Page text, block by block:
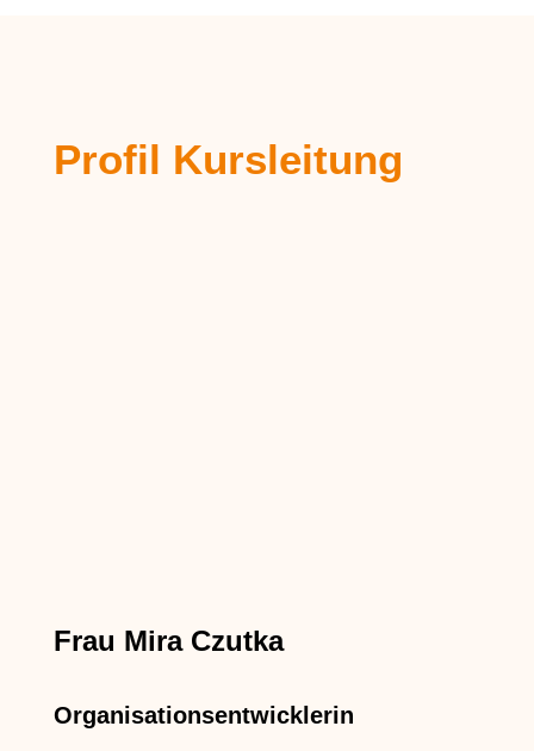
Profil Kursleitung
Frau Mira Czutka
Organisationsentwicklerin